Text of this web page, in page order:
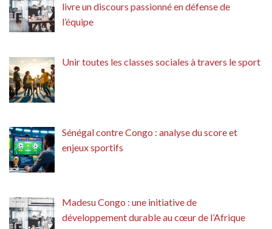
livre un discours passionné en défense de
l’équipe
Unir toutes les classes sociales à travers le sport
Sénégal contre Congo : analyse du score et
enjeux sportifs
Madesu Congo : une initiative de
développement durable au cœur de l’Afrique